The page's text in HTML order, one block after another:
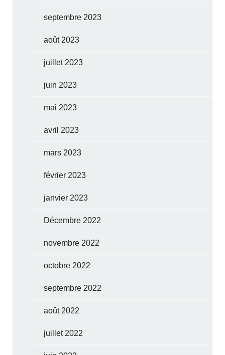
septembre 2023
août 2023
juillet 2023
juin 2023
mai 2023
avril 2023
mars 2023
février 2023
janvier 2023
Décembre 2022
novembre 2022
octobre 2022
septembre 2022
août 2022
juillet 2022